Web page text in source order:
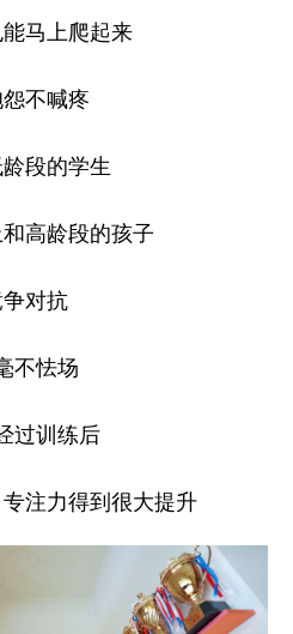
马上爬起来
不喊疼
段的学生
高龄段的孩子
对抗
不怯场
过训练后
注力得到很大提升